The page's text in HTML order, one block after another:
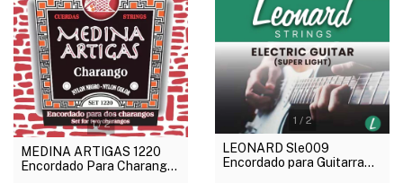
1/2
MEDINA ARTIGAS 1220
Encordado Para Charango
1 / 2
LEONARD Sle009
Encordado para Guitarra